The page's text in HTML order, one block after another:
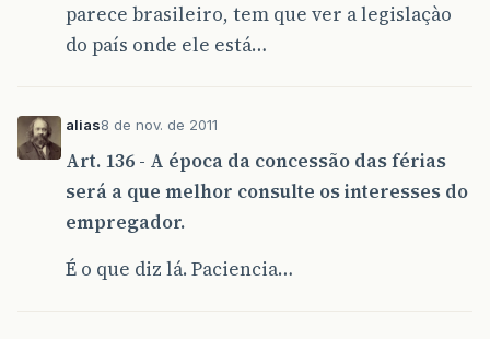
parece brasileiro, tem que ver a legislaçào
do país onde ele está…
alias8 de nov. de 2011
Art. 136 - A época da concessão das férias
será a que melhor consulte os interesses do
empregador.
É o que diz lá. Paciencia…